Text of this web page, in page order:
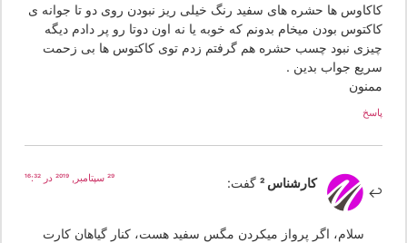
ها حشره های سفید رنگ خیلی ریز نبودن روی دو تا جوانه ی
بودن میخام بدونم که خوبه یا نه اون دوتا رو پر دادم دیگه
نبود چسب حشره هم گرفتم زدم توی کاکتوس ها بی زحمت
جواب بدین .
کارشناس 2 گفت:
سلام، اگر پرواز میکردن مگس سفید هست، کنار گیاهان کارت